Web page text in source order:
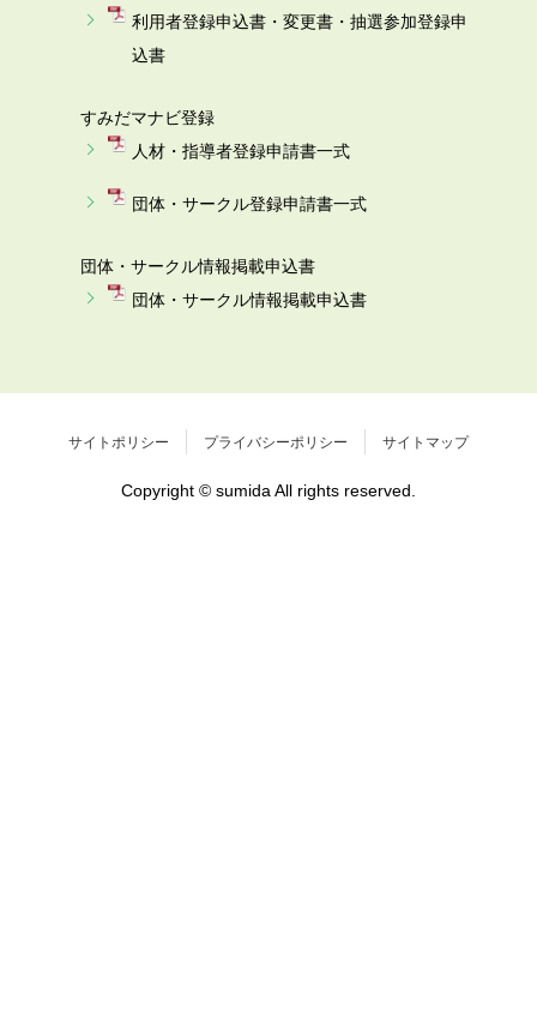
利用者登録申込書・変更書・抽選参加登録申
込書
すみだマナビ登録
人材・指導者登録申請書一式
団体・サークル登録申請書一式
団体・サークル情報掲載申込書
団体・サークル情報掲載申込書
サイトポリシー プライバシーポリシー サイトマップ
Copyright © sumida All rights reserved.